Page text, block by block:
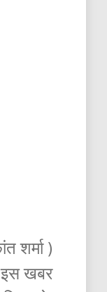
शर्मा )
इस खबर